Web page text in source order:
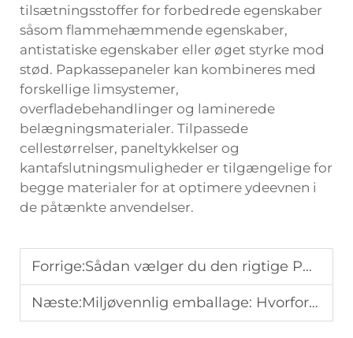
tilsætningsstoffer for forbedrede egenskaber
såsom flammehæmmende egenskaber,
antistatiske egenskaber eller øget styrke mod
stød. Papkassepaneler kan kombineres med
forskellige limsystemer,
overfladebehandlinger og laminerede
belægningsmaterialer. Tilpassede
cellestørrelser, paneltykkelser og
kantafslutningsmuligheder er tilgængelige for
begge materialer for at optimere ydeevnen i
de påtænkte anvendelser.
Forrige:Sådan vælger du den rigtige PP-cellehexagonplade: Eksperttips
Næste:Miljøvennlig emballage: Hvorfor velge PP-hulekornplate